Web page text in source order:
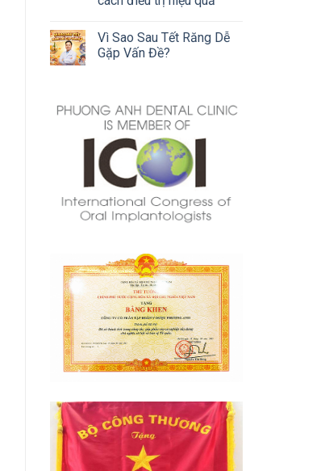
Vì Sao Sau Tết Răng Dễ
Gặp Vấn Đề?